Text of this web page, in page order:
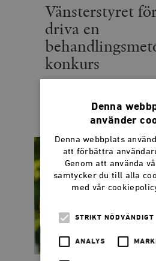
Vänsterstyret
driva en
konkurs
ätstörningsvården fortsätter
Denna
använder
Denna webbplats
att förbättra
Genom att använda
samtycker du till alla
med vår
STRIKT NÖDVÄNDIGT
ANALYS